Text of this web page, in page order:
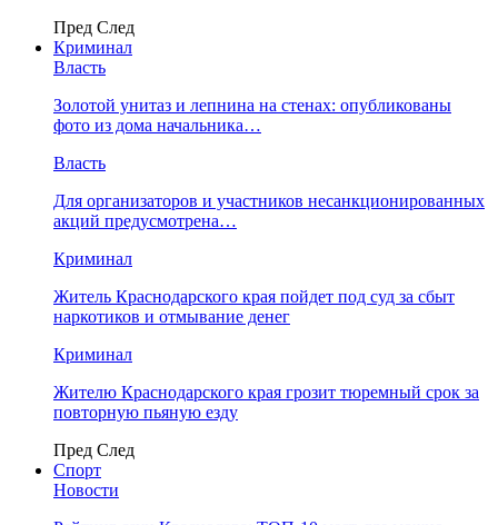
Пред След
Криминал
Власть
​Золотой унитаз и лепнина на стенах: опубликованы
фото из дома начальника…
Власть
Для организаторов и участников несанкционированных
акций предусмотрена…
Криминал
Житель Краснодарского края пойдет под суд за сбыт
наркотиков и отмывание денег
Криминал
Жителю Краснодарского края грозит тюремный срок за
повторную пьяную езду
Пред След
Спорт
Новости